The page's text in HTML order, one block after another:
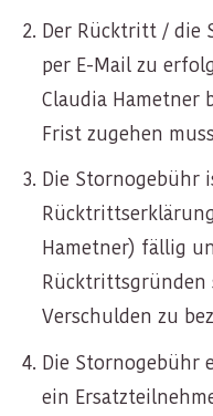
Der Rücktritt / die
per E-Mail zu
Claudia Hametner
Frist zugehen
Die Stornogebühr
Hametner) fällig
Rücktrittsgründen
Verschulden zu
Die Stornogebühr
ein